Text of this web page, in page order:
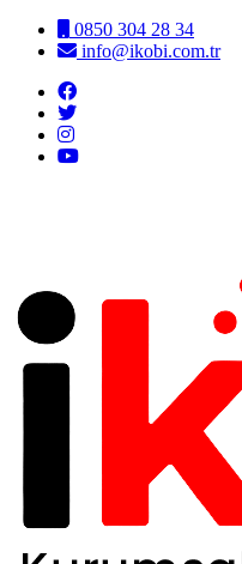
0850 304 28 34
info@ikobi.com.tr